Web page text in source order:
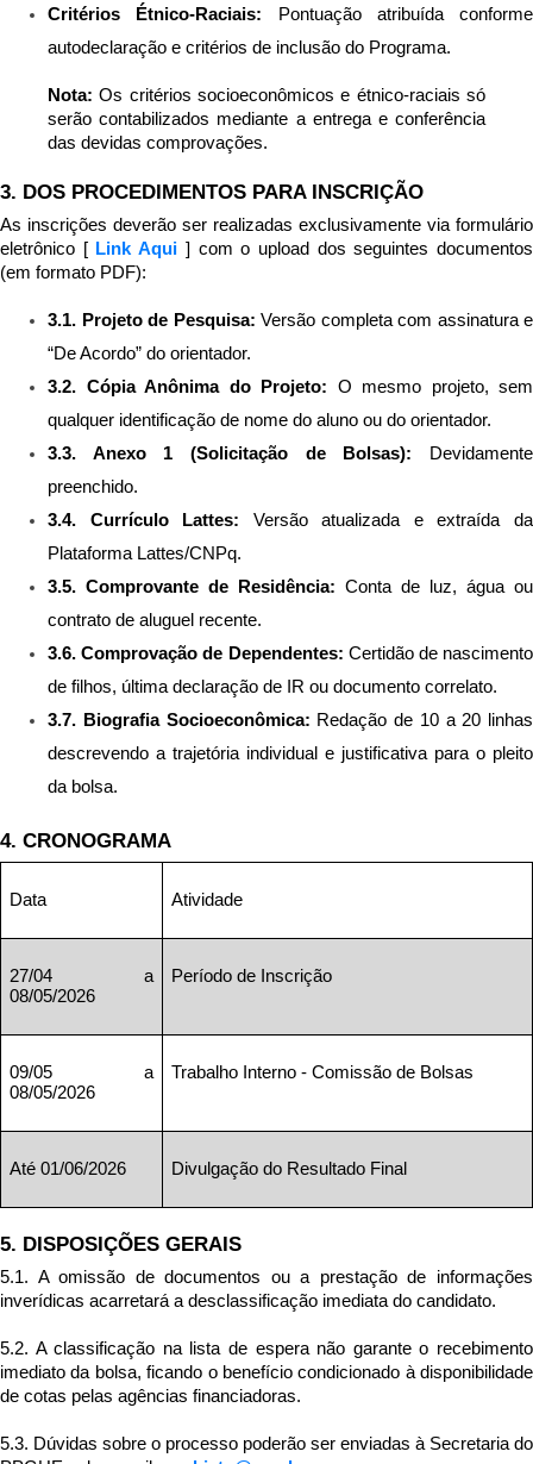
Critérios Étnico-Raciais: Pontuação atribuída conforme
autodeclaração e critérios de inclusão do Programa.
Nota: Os critérios socioeconômicos e étnico-raciais só
serão contabilizados mediante a entrega e conferência
das devidas comprovações.
3. DOS PROCEDIMENTOS PARA INSCRIÇÃO
As inscrições deverão ser realizadas exclusivamente via formulário
eletrônico [ Link Aqui ] com o upload dos seguintes documentos
(em formato PDF):
3.1. Projeto de Pesquisa: Versão completa com assinatura e
“De Acordo” do orientador.
3.2. Cópia Anônima do Projeto: O mesmo projeto, sem
qualquer identificação de nome do aluno ou do orientador.
3.3. Anexo 1 (Solicitação de Bolsas): Devidamente
preenchido.
3.4. Currículo Lattes: Versão atualizada e extraída da
Plataforma Lattes/CNPq.
3.5. Comprovante de Residência: Conta de luz, água ou
contrato de aluguel recente.
3.6. Comprovação de Dependentes: Certidão de nascimento
de filhos, última declaração de IR ou documento correlato.
3.7. Biografia Socioeconômica: Redação de 10 a 20 linhas
descrevendo a trajetória individual e justificativa para o pleito
da bolsa.
4. CRONOGRAMA
Data Atividade
27/04 a
08/05/2026
Período de Inscrição
09/05 a
08/05/2026
Trabalho Interno - Comissão de Bolsas
Até 01/06/2026 Divulgação do Resultado Final
5. DISPOSIÇÕES GERAIS
5.1. A omissão de documentos ou a prestação de informações
inverídicas acarretará a desclassificação imediata do candidato.
5.2. A classificação na lista de espera não garante o recebimento
imediato da bolsa, ficando o benefício condicionado à disponibilidade
de cotas pelas agências financiadoras.
5.3. Dúvidas sobre o processo poderão ser enviadas à Secretaria do